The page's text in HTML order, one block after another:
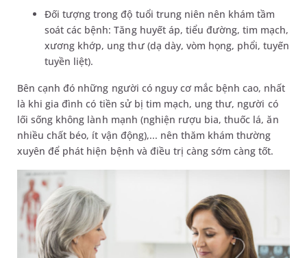
Đối tượng trong độ tuổi trung niên nên khám tầm
soát các bệnh: Tăng huyết áp, tiểu đường, tim mạch,
xương khớp, ung thư (dạ dày, vòm họng, phổi, tuyến
tuyền liệt).
Bên cạnh đó những người có nguy cơ mắc bệnh cao, nhất
là khi gia đình có tiền sử bị tim mạch, ung thư, người có
lối sống không lành mạnh (nghiện rượu bia, thuốc lá, ăn
nhiều chất béo, ít vận động),... nên thăm khám thường
xuyên để phát hiện bệnh và điều trị càng sớm càng tốt.